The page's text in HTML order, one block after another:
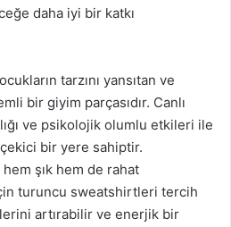
daha iyi bir katkı
tarzını yansıtan ve
bir giyim parçasıdır. Canlı
ve psikolojik olumlu etkileri ile
bir yere sahiptir.
şık hem de rahat
turuncu sweatshirtleri tercih
artırabilir ve enerjik bir